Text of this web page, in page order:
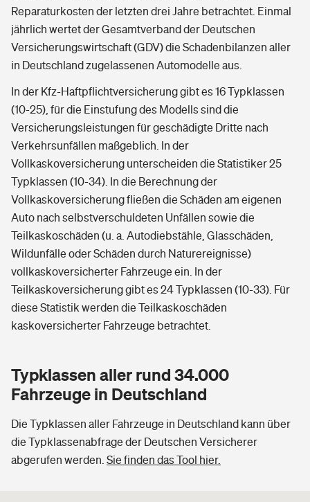
Reparaturkosten der letzten drei Jahre betrachtet. Einmal
jährlich wertet der Gesamtverband der Deutschen
Versicherungswirtschaft (GDV) die Schadenbilanzen aller
in Deutschland zugelassenen Automodelle aus.
In der Kfz-Haftpflichtversicherung gibt es 16 Typklassen
(10-25), für die Einstufung des Modells sind die
Versicherungsleistungen für geschädigte Dritte nach
Verkehrsunfällen maßgeblich. In der
Vollkaskoversicherung unterscheiden die Statistiker 25
Typklassen (10-34). In die Berechnung der
Vollkaskoversicherung fließen die Schäden am eigenen
Auto nach selbstverschuldeten Unfällen sowie die
Teilkaskoschäden (u. a. Autodiebstähle, Glasschäden,
Wildunfälle oder Schäden durch Naturereignisse)
vollkaskoversicherter Fahrzeuge ein. In der
Teilkaskoversicherung gibt es 24 Typklassen (10-33). Für
diese Statistik werden die Teilkaskoschäden
kaskoversicherter Fahrzeuge betrachtet.
Typklassen aller rund 34.000
Fahrzeuge in Deutschland
Die Typklassen aller Fahrzeuge in Deutschland kann über
die Typklassenabfrage der Deutschen Versicherer
abgerufen werden. Sie finden das Tool hier.